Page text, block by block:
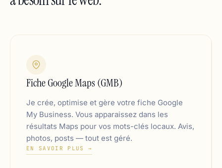
Fiche Google Maps (GMB)
Je crée, optimise et gère votre fiche Google
My Business. Vous apparaissez dans les
résultats Maps pour vos mots-clés locaux. Avis,
photos, posts — tout est géré.
EN SAVOIR PLUS →